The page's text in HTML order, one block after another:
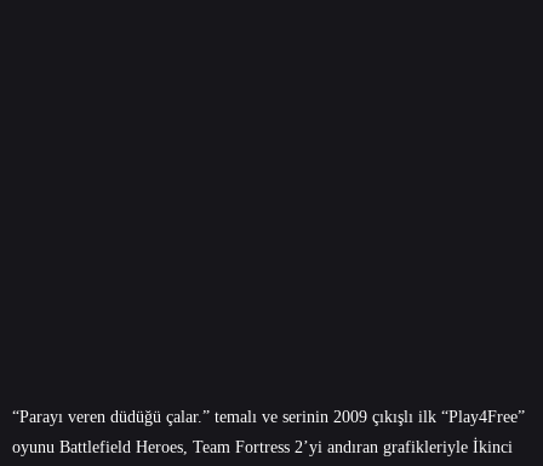
“Parayı veren düdüğü çalar.” temalı ve serinin 2009 çıkışlı ilk “Play4Free”
oyunu Battlefield Heroes, Team Fortress 2’yi andıran grafikleriyle İkinci